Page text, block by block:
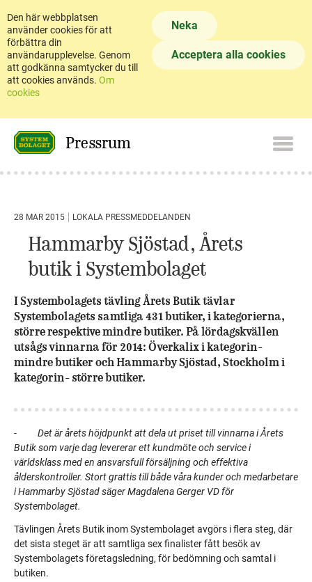
Den här webbplatsen
använder cookies för att
förbättra din
användarupplevelse. Genom
att godkänna samtycker du till
att cookies används. Om
cookies
Neka
Acceptera alla cookies
Pressrum
28 MAR 2015 LOKALA PRESSMEDDELANDEN
Hammarby Sjöstad, Årets
butik i Systembolaget
I Systembolagets tävling Årets Butik tävlar
Systembolagets samtliga 431 butiker, i kategorierna,
större respektive mindre butiker. På lördagskvällen
utsågs vinnarna för 2014: Överkalix i kategorin-
mindre butiker och Hammarby Sjöstad, Stockholm i
kategorin- större butiker.
-
Det är årets höjdpunkt att dela ut priset till vinnarna i Årets
Butik som varje dag levererar ett kundmöte och service i
världsklass med en ansvarsfull försäljning och effektiva
ålderskontroller. Stort grattis till både våra kunder och medarbetare
i Hammarby Sjöstad säger Magdalena Gerger VD för
Systembolaget.
Tävlingen Årets Butik inom Systembolaget avgörs i flera steg, där
det sista steget är att samtliga sex finalister fått besök av
Systembolagets företagsledning, för bedömning och samtal i
butiken.